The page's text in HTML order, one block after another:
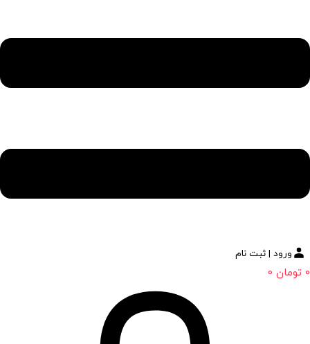
ورود | ثبت نام
0 تومان 0